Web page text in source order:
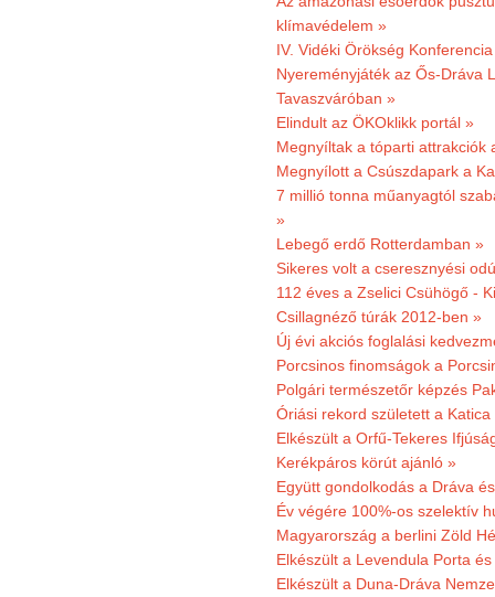
klímavédelem »
IV. Vidéki Örökség
Nyereményjáték az Ős-Dráva
Tavaszváróban »
Elindult az ÖKOklikk portál »
Megnyíltak a tóparti attrakciók
Megnyílott a Csúszdapark a
7 millió tonna műanyagtól
»
Lebegő erdő Rotterdamban »
Sikeres volt a cseresznyési
112 éves a Zselici Csühögő -
Csillagnéző túrák 2012-ben »
Új évi akciós foglalási
Porcsinos finomságok a
Polgári természetőr képzés
Óriási rekord született a Katica
Elkészült a Orfű-Tekeres
Kerékpáros körút ajánló »
Együtt gondolkodás a Dráva
Év végére 100%-os szelektív
Magyarország a berlini Zöld
Elkészült a Levendula Porta
Elkészült a Duna-Dráva